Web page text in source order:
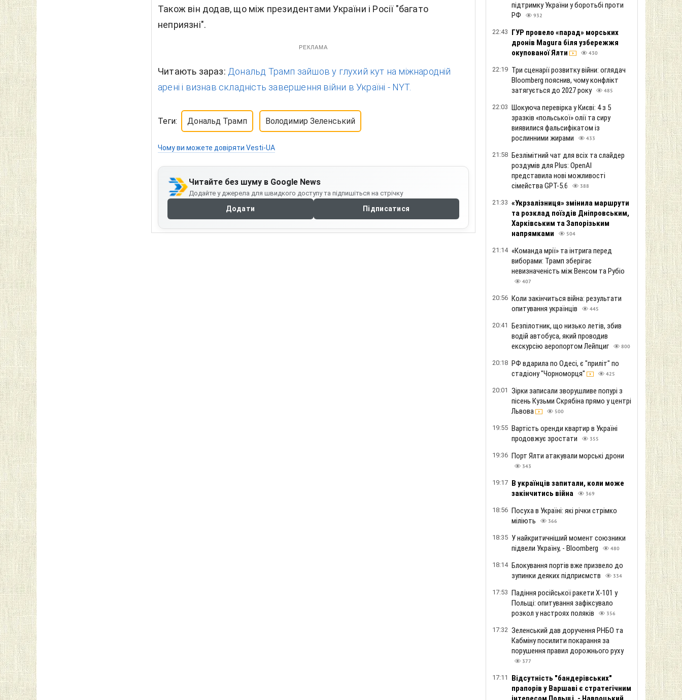
Також він додав, що між президентами України і Росії "багато
неприязні".
РЕКЛАМА
Читають зараз: Дональд Трамп зайшов у глухий кут на міжнародній
арені і визнав складність завершення війни в Україні - NYT.
Теги: Дональд Трамп Володимир Зеленський
Чому ви можете довіряти Vesti-UA
Читайте без шуму в Google News
Додайте у джерела для швидкого доступу та підпишіться на стрічку
Додати Підписатися
підтримку України у боротьбі проти
РФ
932
22:43 ГУР провело «парад» морських
дронів Magura біля узбережжя
окупованої Ялти
430
22:19 Три сценарії розвитку війни: оглядач
Bloomberg пояснив, чому конфлікт
затягується до 2027 року
485
22:03 Шокуюча перевірка у Києві: 4 з 5
зразків «польської» олії та сиру
виявилися фальсифікатом із
рослинними жирами
433
21:58 Безлімітний чат для всіх та слайдер
роздумів для Plus: OpenAI
представила нові можливості
сімейства GPT-5.6
388
21:33 «Укрзалізниця» змінила маршрути
та розклад поїздів Дніпровським,
Харківським та Запорізьким
напрямками
504
21:14 «Команда мрії» та інтрига перед
виборами: Трамп зберігає
невизначеність між Венсом та Рубіо
407
20:56 Коли закінчиться війна: результати
опитування українців
445
20:41 Безпілотник, що низько летів, збив
водій автобуса, який проводив
екскурсію аеропортом Лейпциг
800
20:18 РФ вдарила по Одесі, є "приліт" по
стадіону "Чорноморця"
425
20:01 Зірки записали зворушливе попурі з
пісень Кузьми Скрябіна прямо у центрі
Львова
500
19:55 Вартість оренди квартир в Україні
продовжує зростати
355
19:36 Порт Ялти атакували морські дрони
343
19:17 В українців запитали, коли може
закінчитись війна
369
18:56 Посуха в Україні: які річки стрімко
міліють
366
18:35 У найкритичніший момент союзники
підвели Україну, - Bloomberg
480
18:14 Блокування портів вже призвело до
зупинки деяких підприємств
334
17:53 Падіння російської ракети Х-101 у
Польщі: опитування зафіксувало
розкол у настроях поляків
356
17:32 Зеленський дав доручення РНБО та
Кабміну посилити покарання за
порушення правил дорожнього руху
377
17:11
Відсутність "бандерівських"
прапорів у Варшаві є стратегічним